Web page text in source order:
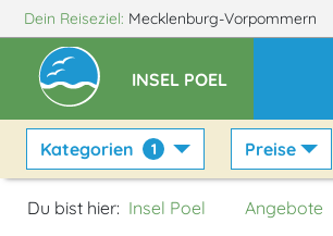
Dein Reiseziel: Mecklenburg-Vorpommern
INSEL POEL
Kategorien 1 Preise
Du bist hier: Insel Poel Angebote